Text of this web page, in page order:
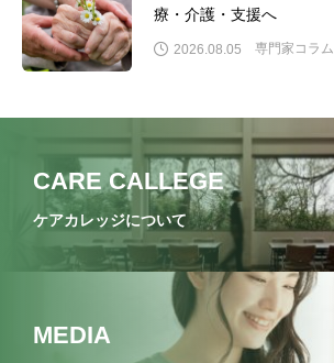
療・介護・支援へ
2026.08.05 専門家コラム
CARE CALLEGE
ケアカレッジについて
MEDIA